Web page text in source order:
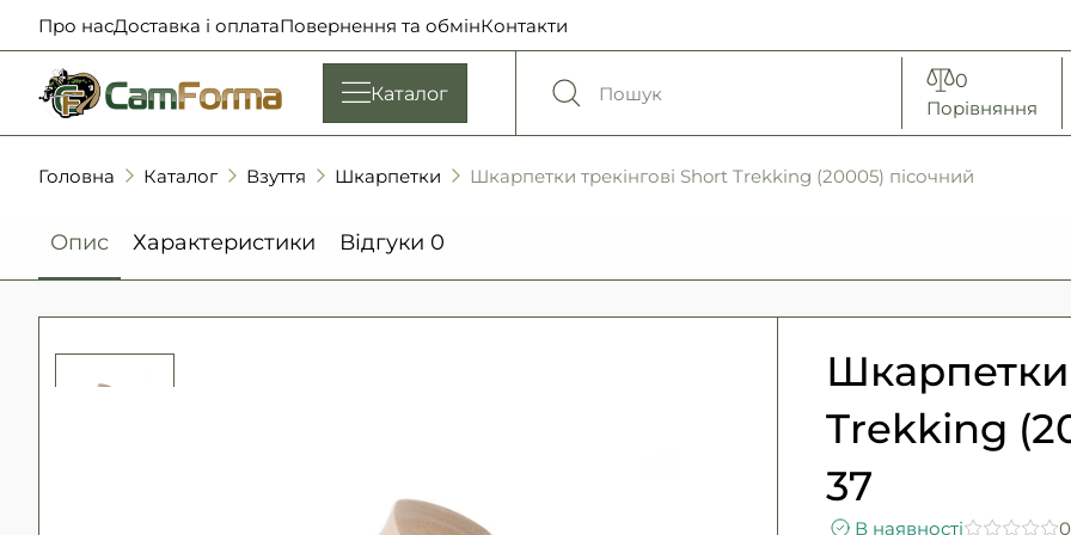
Про насДоставка і оплатаПовернення та обмінКонтакти
Каталог
0
Порівняння
Головна Каталог Взуття Шкарпетки Шкарпетки трекінгові Short Trekking (20005) пісочний
Опис Характеристики Відгуки 0
Шкарпетки
Trekking
37
В наявності